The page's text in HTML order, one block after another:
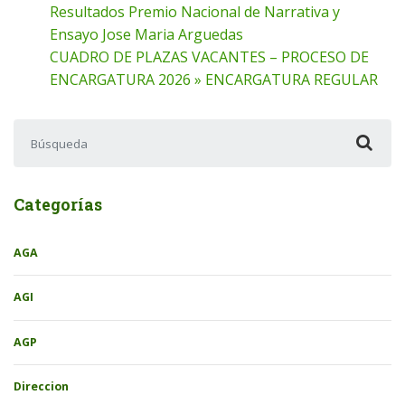
Resultados Premio Nacional de Narrativa y
Ensayo Jose Maria Arguedas
CUADRO DE PLAZAS VACANTES – PROCESO DE
ENCARGATURA 2026 » ENCARGATURA REGULAR
Categorías
AGA
AGI
AGP
Direccion